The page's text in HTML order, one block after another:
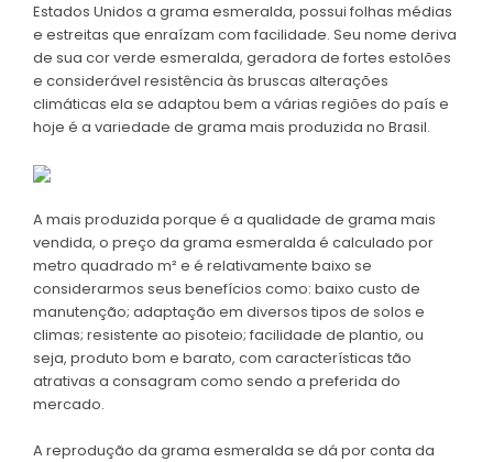
Estados Unidos a grama esmeralda, possui folhas médias
e estreitas que enraízam com facilidade. Seu nome deriva
de sua cor verde esmeralda, geradora de fortes estolões
e considerável resistência às bruscas alterações
climáticas ela se adaptou bem a várias regiões do país e
hoje é a variedade de grama mais produzida no Brasil.
A mais produzida porque é a qualidade de grama mais
vendida, o preço da grama esmeralda é calculado por
metro quadrado m² e é relativamente baixo se
considerarmos seus benefícios como: baixo custo de
manutenção; adaptação em diversos tipos de solos e
climas; resistente ao pisoteio; facilidade de plantio, ou
seja, produto bom e barato, com características tão
atrativas a consagram como sendo a preferida do
mercado.
A reprodução da grama esmeralda se dá por conta da